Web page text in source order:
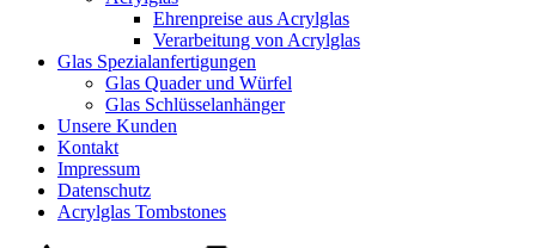
Ehrenpreise aus Acrylglas
Verarbeitung von Acrylglas
Glas Spezialanfertigungen
Glas Quader und Würfel
Glas Schlüsselanhänger
Unsere Kunden
Kontakt
Impressum
Datenschutz
Acrylglas Tombstones